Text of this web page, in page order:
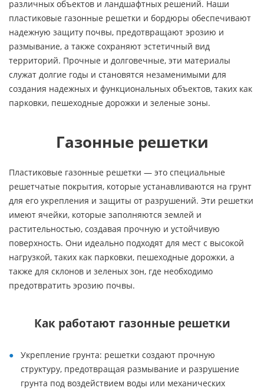
различных объектов и ландшафтных решений. Наши
пластиковые газонные решетки и бордюры обеспечивают
надежную защиту почвы, предотвращают эрозию и
размывание, а также сохраняют эстетичный вид
территорий. Прочные и долговечные, эти материалы
служат долгие годы и становятся незаменимыми для
создания надежных и функциональных объектов, таких как
парковки, пешеходные дорожки и зеленые зоны.
Газонные решетки
Пластиковые газонные решетки — это специальные
решетчатые покрытия, которые устанавливаются на грунт
для его укрепления и защиты от разрушений. Эти решетки
имеют ячейки, которые заполняются землей и
растительностью, создавая прочную и устойчивую
поверхность. Они идеально подходят для мест с высокой
нагрузкой, таких как парковки, пешеходные дорожки, а
также для склонов и зеленых зон, где необходимо
предотвратить эрозию почвы.
Как работают газонные решетки
Укрепление грунта: решетки создают прочную
структуру, предотвращая размывание и разрушение
грунта под воздействием воды или механических